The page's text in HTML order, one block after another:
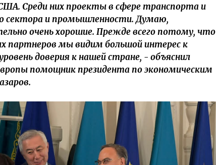
Среди них проекты в сфере транспорта и
сектора и промышленности. Думаю,
очень хорошие. Прежде всего потому, что
партнеров мы видим большой интерес к
доверия к нашей стране, - объяснил
помощник президента по экономическим